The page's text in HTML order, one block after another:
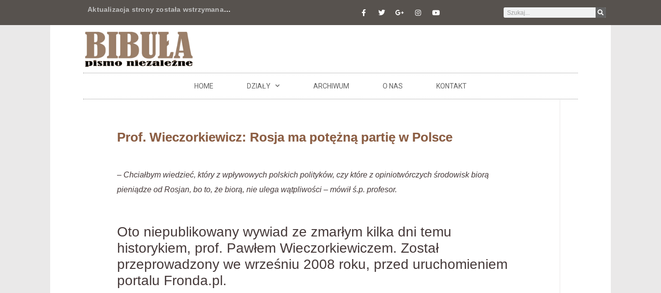
Aktualizacja strony została wstrzymana…
HOME DZIAŁY ARCHIWUM O NAS KONTAKT
Prof. Wieczorkiewicz: Rosja ma potężną partię w Polsce
– Chciałbym wiedzieć, który z wpływowych polskich polityków, czy które z opiniotwórczych środowisk biorą
pieniądze od Rosjan, bo to, że biorą, nie ulega wątpliwości – mówił ś.p. profesor.
Oto niepublikowany wywiad ze zmarłym kilka dni temu
historykiem, prof. Pawłem Wieczorkiewiczem. Został
przeprowadzony we wrześniu 2008 roku, przed uruchomieniem
portalu Fronda.pl.